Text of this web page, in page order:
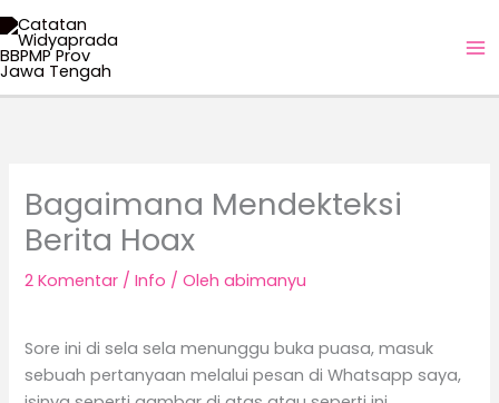
Lewati
ke
konten
Bagaimana Mendekteksi
Berita Hoax
2 Komentar /Info / Olehabimanyu
Sore ini di sela sela menunggu buka puasa, masuk
sebuah pertanyaan melalui pesan di Whatsapp saya,